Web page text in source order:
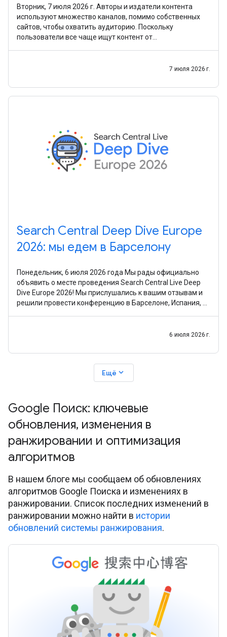
Вторник, 7 июля 2026 г. Авторы и издатели контента
используют множество каналов, помимо собственных
сайтов, чтобы охватить аудиторию. Поскольку
пользователи все чаще ищут контент от
7 июля 2026 г.
Search Central Deep Dive Europe
2026: мы едем в Барселону
Понедельник, 6 июля 2026 года Мы рады официально
объявить о месте проведения Search Central Live Deep
Dive Europe 2026! Мы прислушались к вашим отзывам и
решили провести конференцию в Барселоне, Испания, с
6 июля 2026 г.
Ещё expand_more
Google Поиск: ключевые
обновления, изменения в
ранжировании и оптимизация
алгоритмов
В нашем блоге мы сообщаем об обновлениях
алгоритмов Google Поиска и изменениях в
ранжировании. Список последних изменений в
ранжировании можно найти в истории
обновлений системы ранжирования.